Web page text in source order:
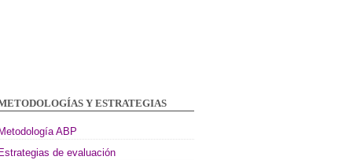
Y ESTRATEGIAS
Metodología ABP
Estrategias de evaluación